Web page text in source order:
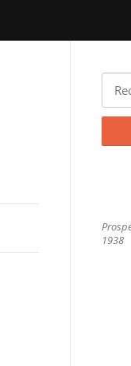
1938